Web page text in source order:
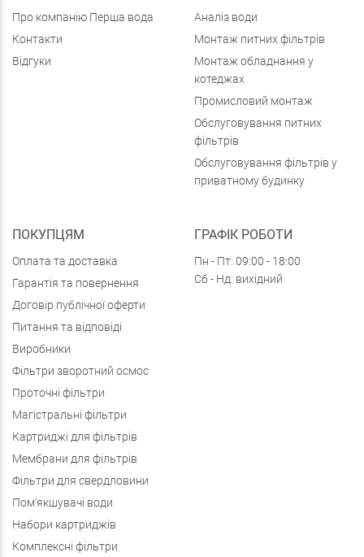
Про компанію Перша вода
Контакти
Відгуки
Аналіз води
Монтаж питних фільтрів
Монтаж обладнання у
котеджах
Промисловий монтаж
Обслуговування питних
фільтрів
Обслуговування фільтрів у
приватному будинку
ПОКУПЦЯМ
Оплата та доставка
Гарантія та повернення
Договір публічної оферти
Питання та відповіді
Виробники
Фільтри зворотний осмос
Проточні фільтри
Магістральні фільтри
Картриджі для фільтрів
Мембрани для фільтрів
Фільтри для свердловини
Пом'якшувачі води
Набори картриджів
Комплексні фільтри
ГРАФІК РОБОТИ
Пн - Пт: 09:00 - 18:00
Сб - Нд: вихідний